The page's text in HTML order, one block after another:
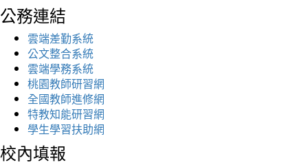
公務連結
雲端差勤系統
公文整合系統
雲端學務系統
桃園教師研習網
全國教師進修網
特教知能研習網
學生學習扶助網
校內填報